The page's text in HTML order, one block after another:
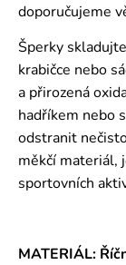
doporučujeme
Šperky
krabičce nebo
a přirozená
hadříkem nebo
odstranit
měkčí materiál,
sportovních
MATERIÁL: